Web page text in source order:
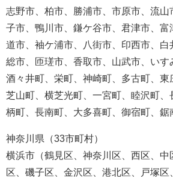
志野市、柏市、勝浦市、市原市、流山
子市、鴨川市、鎌ケ谷市、君津市、富
道市、袖ケ浦市、八街市、印西市、白
総市、匝瑳市、香取市、山武市、いす
酒々井町、栄町、神崎町、多古町、東
芝山町、横芝光町、一宮町、睦沢町、
柄町、長南町、大多喜町、御宿町、鋸
神奈川県（33市町村）
横浜市（鶴見区、神奈川区、西区、中
区、磯子区、金沢区、港北区、戸塚区